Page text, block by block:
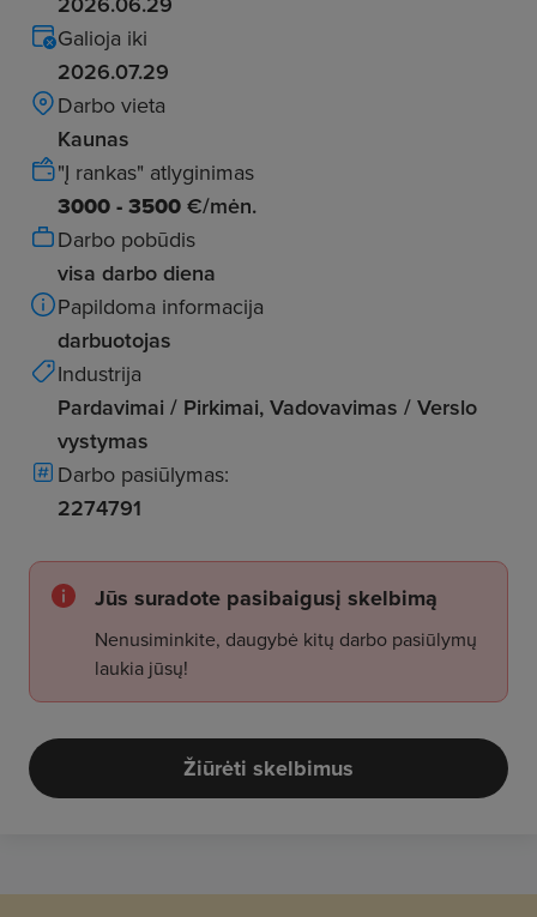
Galioja iki
2026.07.29
Darbo vieta
Kaunas
"Į rankas" atlyginimas
3000 - 3500 €/mėn.
Darbo pobūdis
visa darbo diena
Papildoma informacija
darbuotojas
Industrija
Pardavimai / Pirkimai, Vadovavimas / Verslo
vystymas
Darbo pasiūlymas:
2274791
Jūs suradote pasibaigusį skelbimą
Nenusiminkite, daugybė kitų darbo pasiūlymų
laukia jūsų!
Žiūrėti skelbimus